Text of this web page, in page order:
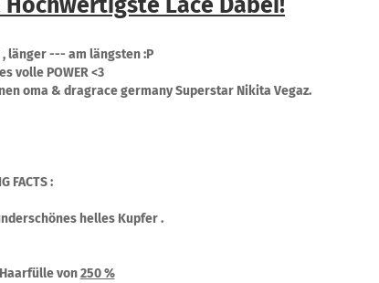
Lace Dabei!
länger --- am längsten :P
volle POWER <3
oma & dragrace germany Superstar Nikita Vegaz.
FACTS :
helles Kupfer .
von250 %